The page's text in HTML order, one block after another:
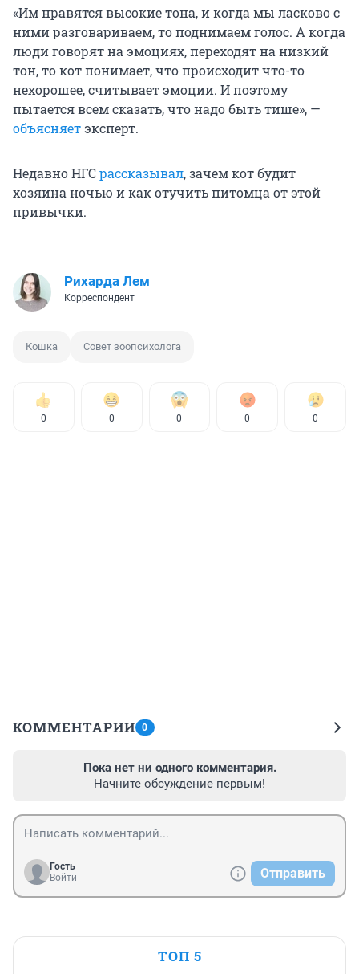
«Им нравятся высокие тона, и когда мы ласково с
ними разговариваем, то поднимаем голос. А когда
люди говорят на эмоциях, переходят на низкий
тон, то кот понимает, что происходит что-то
нехорошее, считывает эмоции. И поэтому
пытается всем сказать, что надо быть тише», —
объясняетэксперт.
Недавно НГСрассказывал, зачем кот будит
хозяина ночью и как отучить питомца от этой
привычки.
Рихарда Лем
Корреспондент
Кошка Совет зоопсихолога
0 0 0 0 0
КОММЕНТАРИИ 0
Пока нет ни одного комментария.
Начните обсуждение первым!
Гость
Войти
Отправить
ТОП 5